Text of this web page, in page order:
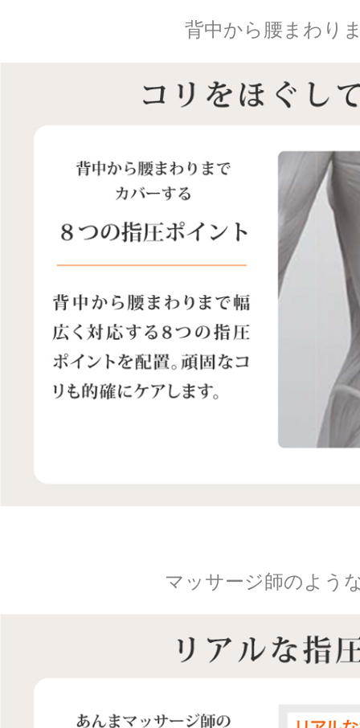
背中から腰まわり
マッサージ師のよう